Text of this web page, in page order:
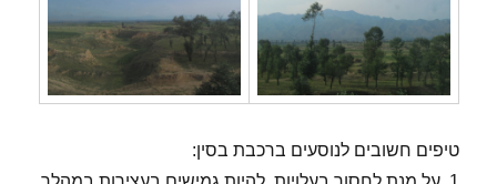
טיפים חשובים לנוסעים ברכבת בסין: